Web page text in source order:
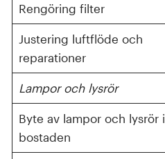
Rengöring filter
Justering luftflöde och
reparationer
Lampor och lysrör
Byte av lampor och lysrör i
bostaden